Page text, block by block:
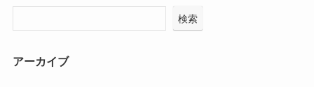
検索
アーカイブ